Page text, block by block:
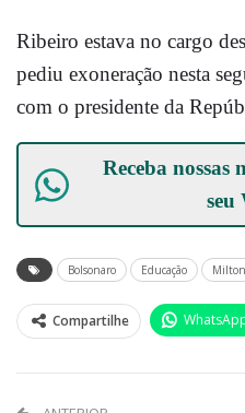
Ribeiro estava no cargo
pediu exoneração nesta
com o presidente da
Receba nossas
seu
Bolsonaro Educação
Compartilhe